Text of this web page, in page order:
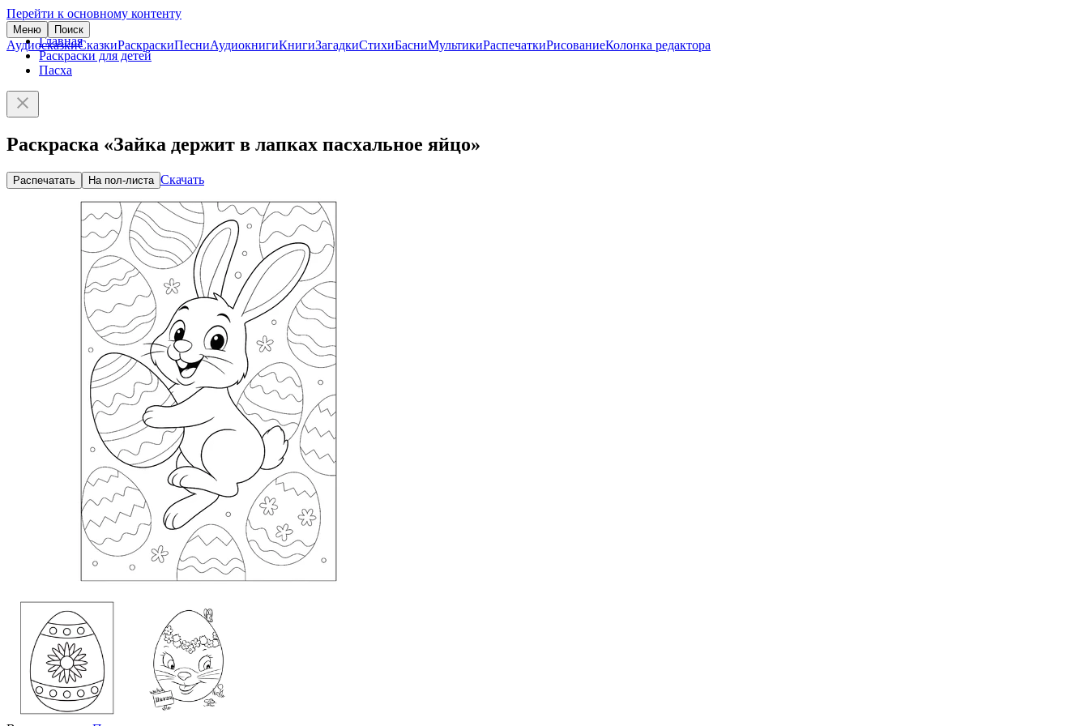
Перейти к основному контенту
Меню Поиск
АудиосказкиСказкиРаскраскиПесниАудиокнигиКнигиЗагадкиСтихиБасниМультикиРаспечаткиРисованиеКолонка редактора
Главная
Раскраски для детей
Пасха
Раскраска «Зайка держит в лапках пасхальное яйцо»
Распечатать На пол-листа Скачать